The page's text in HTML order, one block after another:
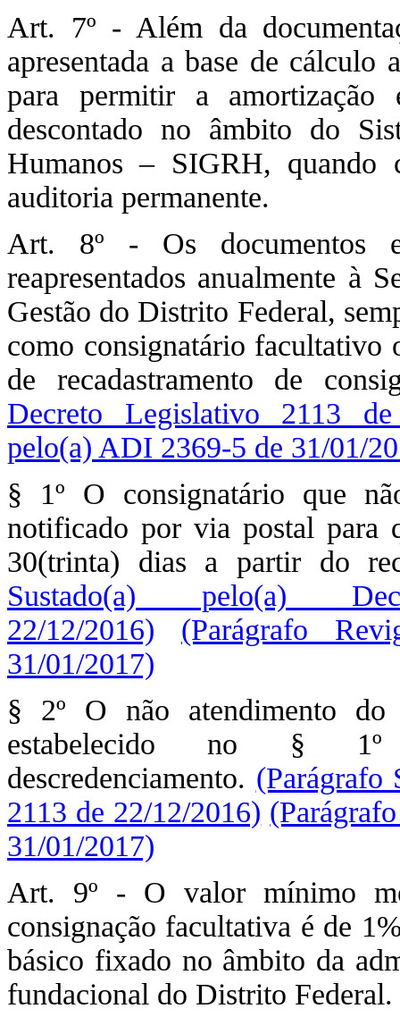
Art. 7º - Além da
apresentada a base de cálculo
para permitir a
descontado no âmbito do
Humanos – SIGRH, quando
auditoria permanente.
Art. 8º - Os documentos
reapresentados anualmente à
Gestão do Distrito Federal,
como consignatário facultativo
de recadastramento de
Decreto Legislativo 2113 de
pelo(a) ADI 2369-5 de 31/01/
§ 1º O consignatário que
notificado por via postal para
30(trinta) dias a partir do
Sustado(a) pelo(a)
22/12/2016)
(Parágrafo
31/01/2017)
§ 2º O não atendimento
estabelecido no §
descredenciamento. (Parágrafo
2113 de 22/12/2016)
31/01/2017)
Art. 9º - O valor mínimo
consignação facultativa é de
básico fixado no âmbito da
fundacional do Distrito Federal.